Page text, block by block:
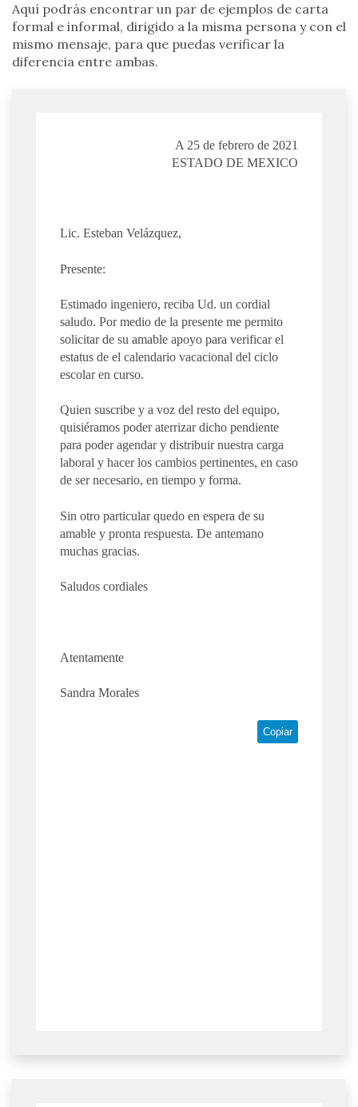
Aquí podrás encontrar un par de ejemplos de carta
formal e informal, dirigido a la misma persona y con el
mismo mensaje, para que puedas verificar la
diferencia entre ambas.
A 25 de febrero de 2021
ESTADO DE MEXICO
Lic. Esteban Velázquez,
Presente:
Estimado ingeniero, reciba Ud. un cordial
saludo. Por medio de la presente me permito
solicitar de su amable apoyo para verificar el
estatus de el calendario vacacional del ciclo
escolar en curso.
Quien suscribe y a voz del resto del equipo,
quisiéramos poder aterrizar dicho pendiente
para poder agendar y distribuir nuestra carga
laboral y hacer los cambios pertinentes, en caso
de ser necesario, en tiempo y forma.
Sin otro particular quedo en espera de su
amable y pronta respuesta. De antemano
muchas gracias.
Saludos cordiales
Atentamente
Sandra Morales
Copiar